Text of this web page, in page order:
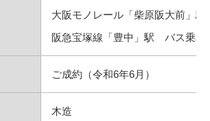
大阪モノレール「柴原阪大前」駅
阪急宝塚線「豊中」駅 バス乗
ご成約（令和6年6月）
木造